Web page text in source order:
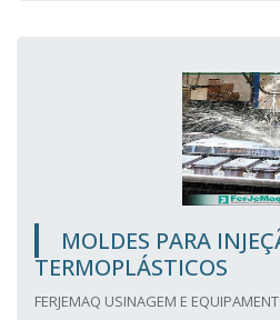
MOLDES PARA
TERMOPLÁSTICOS
FERJEMAQ USINAGEM E